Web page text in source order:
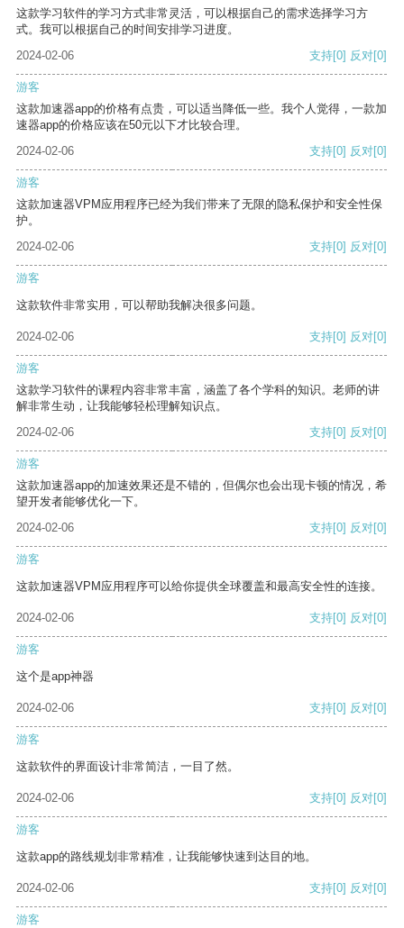
这款学习软件的学习方式非常灵活，可以根据自己的需求选择学习方
式。我可以根据自己的时间安排学习进度。
2024-02-06
支持[0] 反对[0]
游客
这款加速器app的价格有点贵，可以适当降低一些。我个人觉得，一款加
速器app的价格应该在50元以下才比较合理。
2024-02-06
支持[0] 反对[0]
游客
这款加速器VPM应用程序已经为我们带来了无限的隐私保护和安全性保
护。
2024-02-06
支持[0] 反对[0]
游客
这款软件非常实用，可以帮助我解决很多问题。
2024-02-06 支持[0] 反对[0]
游客
这款学习软件的课程内容非常丰富，涵盖了各个学科的知识。老师的讲
解非常生动，让我能够轻松理解知识点。
2024-02-06
支持[0] 反对[0]
游客
这款加速器app的加速效果还是不错的，但偶尔也会出现卡顿的情况，希
望开发者能够优化一下。
2024-02-06
支持[0] 反对[0]
游客
这款加速器VPM应用程序可以给你提供全球覆盖和最高安全性的连接。
2024-02-06 支持[0] 反对[0]
游客
这个是app神器
2024-02-06 支持[0] 反对[0]
游客
这款软件的界面设计非常简洁，一目了然。
2024-02-06 支持[0] 反对[0]
游客
这款app的路线规划非常精准，让我能够快速到达目的地。
2024-02-06 支持[0] 反对[0]
游客